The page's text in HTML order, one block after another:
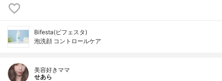
Bifesta(ビフェスタ)
泡洗顔 コントロールケア
美容好きママ
せあら